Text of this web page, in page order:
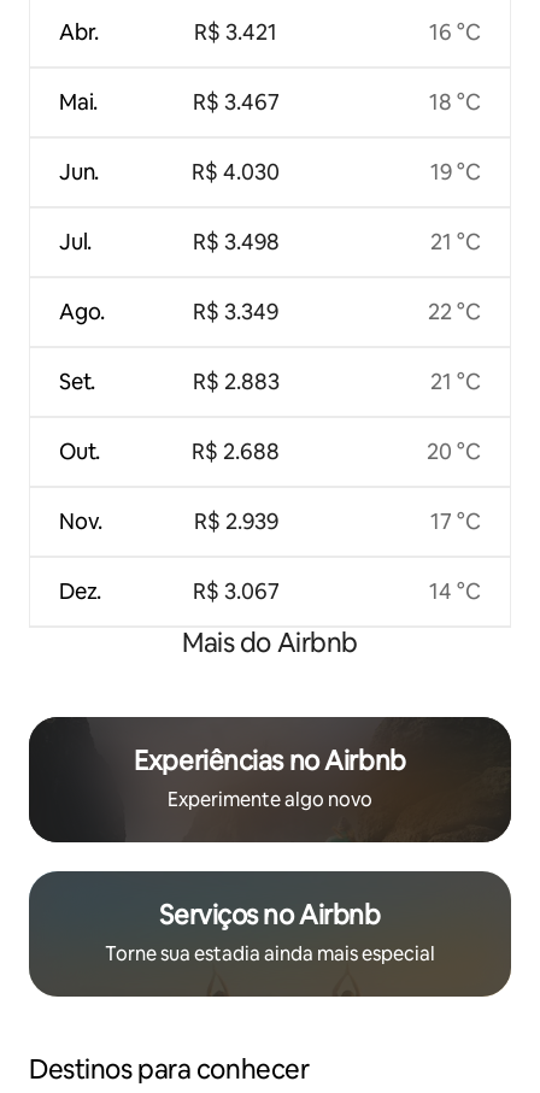
Abr.
Mai.
Jun.
Jul.
Ago.
Set.
Out.
Nov.
Dez.
R$ 3.421
R$ 3.467
R$ 4.030
R$ 3.498
R$ 3.349
R$ 2.883
R$ 2.688
R$ 2.939
R$ 3.067
16 °C
18 °C
19 °C
21 °C
22 °C
21 °C
20 °C
17 °C
14 °C
Mais do Airbnb
Experiências no Airbnb
Experimente algo novo
Serviços no Airbnb
Torne sua estadia ainda mais especial
Destinos para conhecer